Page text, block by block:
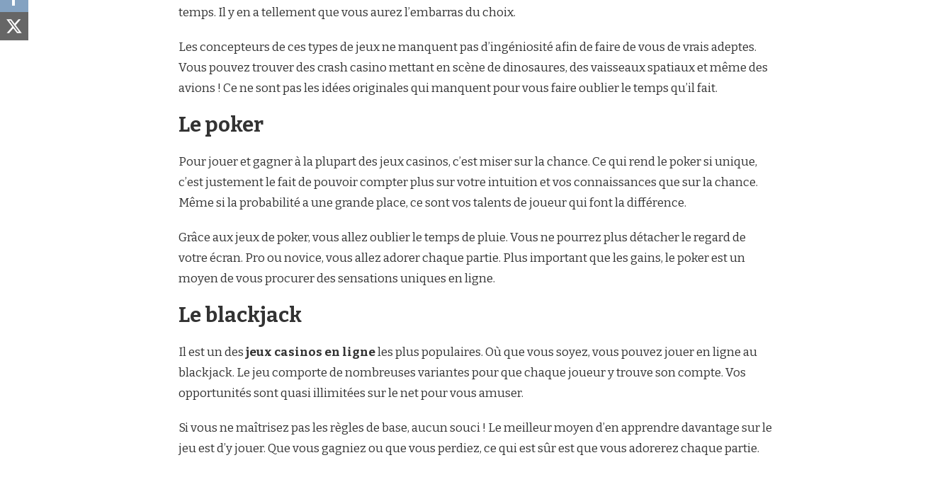
temps. Il y en a tellement que vous aurez l’embarras du choix.
Les concepteurs de ces types de jeux ne manquent pas d’ingéniosité afin de faire de vous de vrais adeptes.
Vous pouvez trouver des crash casino mettant en scène de dinosaures, des vaisseaux spatiaux et même des
avions ! Ce ne sont pas les idées originales qui manquent pour vous faire oublier le temps qu’il fait.
Le poker
Pour jouer et gagner à la plupart des jeux casinos, c’est miser sur la chance. Ce qui rend le poker si unique,
c’est justement le fait de pouvoir compter plus sur votre intuition et vos connaissances que sur la chance.
Même si la probabilité a une grande place, ce sont vos talents de joueur qui font la différence.
Grâce aux jeux de poker, vous allez oublier le temps de pluie. Vous ne pourrez plus détacher le regard de
votre écran. Pro ou novice, vous allez adorer chaque partie. Plus important que les gains, le poker est un
moyen de vous procurer des sensations uniques en ligne.
Le blackjack
Il est un desjeux casinos en ligneles plus populaires. Où que vous soyez, vous pouvez jouer en ligne au
blackjack. Le jeu comporte de nombreuses variantes pour que chaque joueur y trouve son compte. Vos
opportunités sont quasi illimitées sur le net pour vous amuser.
Si vous ne maîtrisez pas les règles de base, aucun souci ! Le meilleur moyen d’en apprendre davantage sur le
jeu est d’y jouer. Que vous gagniez ou que vous perdiez, ce qui est sûr est que vous adorerez chaque partie.